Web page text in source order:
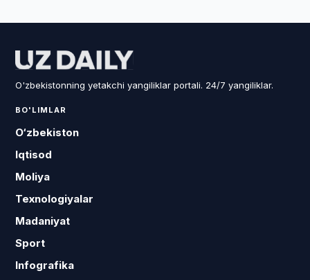
O'zbekistonning yetakchi yangiliklar portali. 24/7 yangiliklar.
BO'LIMLAR
O‘zbekiston
Iqtisod
Moliya
Texnologiyalar
Madaniyat
Sport
Infografika